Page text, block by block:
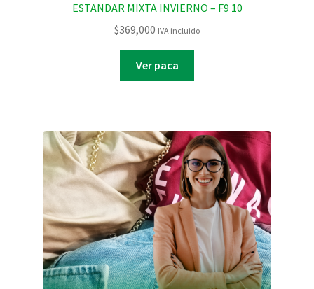
ESTANDAR MIXTA INVIERNO – F9 10
$369,000 IVA incluido
Ver paca